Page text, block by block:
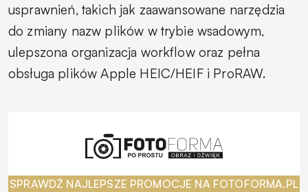
usprawnień, takich jak zaawansowane narzędzia
do zmiany nazw plików w trybie wsadowym,
ulepszona organizacja workflow oraz pełna
obsługa plików Apple HEIC/HEIF i ProRAW.
SPRAWDŹ NAJLEPSZE PROMOCJE NA FOTOFORMA.PL